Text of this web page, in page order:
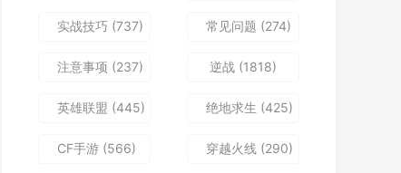
实战技巧 (737) 常见问题 (274)
注意事项 (237) 逆战 (1818)
英雄联盟 (445) 绝地求生 (425)
CF手游 (566) 穿越火线 (290)